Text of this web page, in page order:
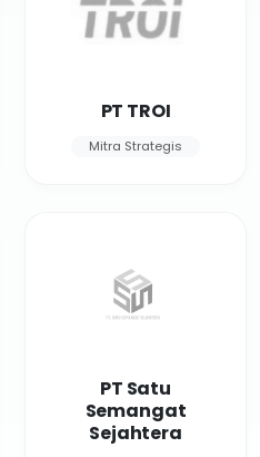
PT TROI
Mitra Strategis
PT Satu
Semangat
Sejahtera